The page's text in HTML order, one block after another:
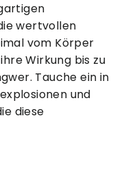
wertvollen
vom Körper
Wirkung bis zu
Tauche ein in
und
diese